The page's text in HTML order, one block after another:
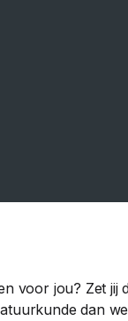
voor jou? Zet jij
dan